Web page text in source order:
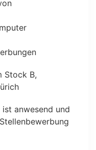
Stock B,
anwesend und